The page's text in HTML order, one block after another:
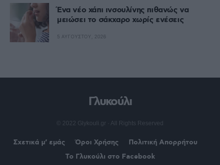
Ένα νέο χάπι ινσουλίνης πιθανώς να
μειώσει το σάκχαρο χωρίς ενέσεις
5 ΑΥΓΟΎΣΤΟΥ, 2026
Γλυκούλι
© 2022 Glykouli.gr · All Rights Reserved
Σχετικά μ’ εμάς Όροι Χρήσης
Πολιτική Απορρήτου
Το Γλυκούλι στο Facebook